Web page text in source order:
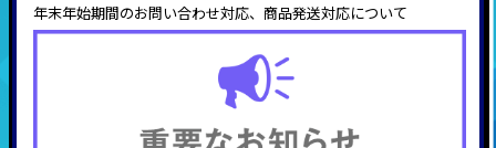
年末年始期間のお問い合わせ対応、商品発送対応について